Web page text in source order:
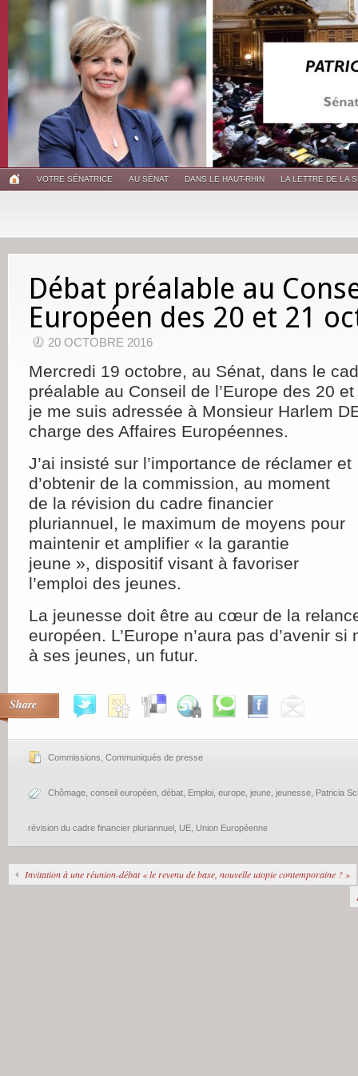
VOTRE SÉNATRICE AU SÉNAT DANS LE HAUT-RHIN LA LETTRE DE LA
Débat préalable au
Européen des 20 et 21
20 OCTOBRE 2016
Mercredi 19 octobre, au Sénat, dans le
préalable au Conseil de l’Europe des 20
je me suis adressée à Monsieur Harlem
charge des Affaires Européennes.
J’ai insisté sur l’importance de réclamer et
d’obtenir de la commission, au moment
de la révision du cadre financier
pluriannuel, le maximum de moyens pour
maintenir et amplifier « la garantie
jeune », dispositif visant à favoriser
l’emploi des jeunes.
La jeunesse doit être au cœur de la
européen. L’Europe n’aura pas d’avenir si
à ses jeunes, un futur.
Share
Commissions Communiqués de presse
Chômage conseil européen débat Emploi europe jeune jeunesse Patricia
révision du cadre financier pluriannuel UE Union Européenne
Invitation à une réunion-débat « le revenu de base, nouvelle utopie contemporaine ? »